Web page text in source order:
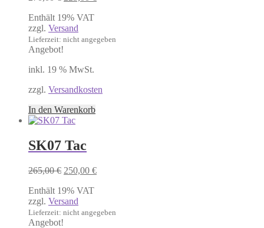
war:
270,00 €
Enthält 19% VAT
zzgl. Versand
Lieferzeit: nicht angegeben
Angebot!
inkl. 19 % MwSt.
zzgl. Versandkosten
In den Warenkorb
SK07 Tac
265,00€ Ursprünglicher
war:
265,00 €
250,00 €Aktueller
Enthält 19% VAT
zzgl. Versand
Lieferzeit: nicht angegeben
Angebot!